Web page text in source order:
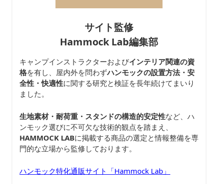
サイト監修
Hammock Lab編集部
キャンプインストラクターおよびインテリア関連の資
格を有し、屋内外を問わずハンモックの設置方法・安
全性・快適性に関する研究と検証を長年続けてまいり
ました。
生地素材・耐荷重・スタンドの構造的安定性など、ハ
ンモック選びに不可欠な技術的観点を踏まえ、
HAMMOCK LABに掲載する商品の選定と情報整備を専
門的な立場から監修しております。
ハンモック特化通販サイト「Hammock Lab」